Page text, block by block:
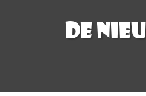
De